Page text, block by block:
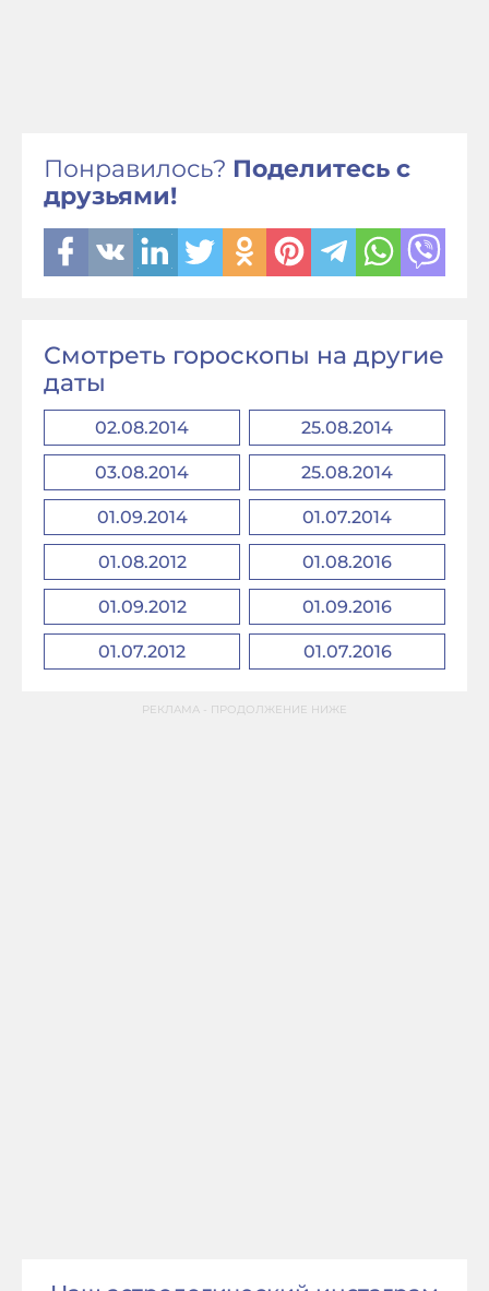
Понравилось? Поделитесь с
друзьями!
Смотреть гороскопы на другие
даты
02.08.2014 25.08.2014
03.08.2014 25.08.2014
01.09.2014 01.07.2014
01.08.2012 01.08.2016
01.09.2012 01.09.2016
01.07.2012 01.07.2016
РЕКЛАМА - ПРОДОЛЖЕНИЕ НИЖЕ